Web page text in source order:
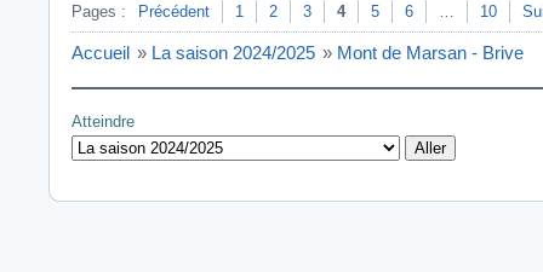
Pages : Précédent 1 2 3 4 5 6 10
Accueil » La saison 2024/2025 » Mont de Marsan - Brive
Atteindre